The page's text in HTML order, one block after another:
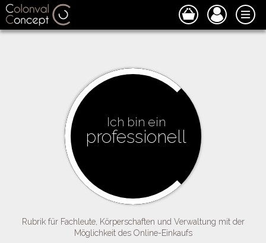
Ich bin ein
professionell
Rubrik für Fachleute, Körperschaften und Verwaltung mit der
Möglichkeit des Online-Einkaufs